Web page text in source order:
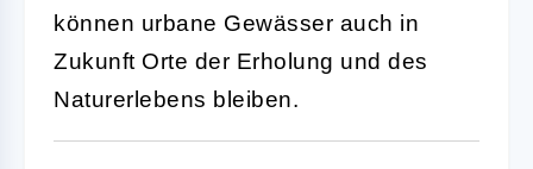
können urbane Gewässer auch in
Zukunft Orte der Erholung und des
Naturerlebens bleiben.